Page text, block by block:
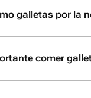
galletas por la
comer